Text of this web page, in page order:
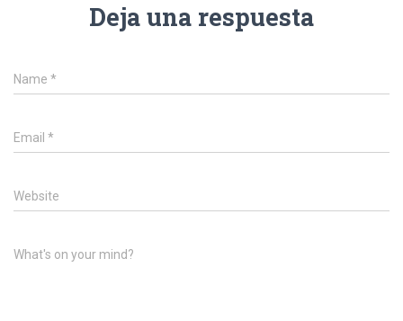
Deja una respuesta
Name *
Email *
Website
What's on your mind?